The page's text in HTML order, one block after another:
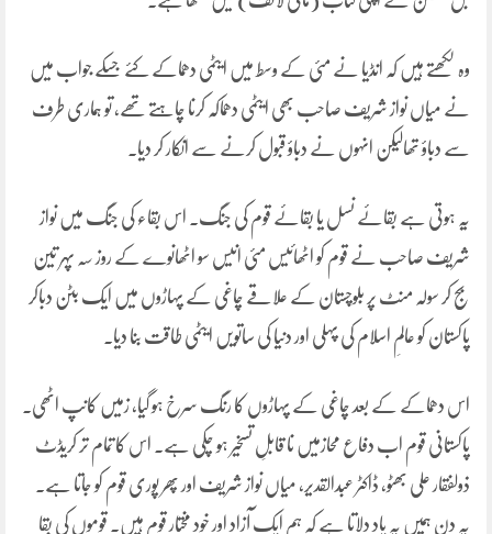
وہ لکھتے ہیں کہ انڈیا نے مئی کے وسط میں ایٹمی دھماکے کئے جسکے جواب میں
نے میاں نواز شریف صاحب بھی ایٹمی دھماکہ کرنا چاہتے تھے، تو ہماری طرف
سے دباؤ تھالیکن انہوں نے دباؤ قبول کرنے سے انکار کر دیا۔
یہ ہوتی ہے بقائے نسل یا بقائے قوم کی جنگ۔ اس بقاء کی جنگ میں نواز
شریف صاحب نے قوم کو اٹھائیس مئی انیس سو اٹھانوے کے روز سہ پہر تین
بج کر سولہ منٹ پر بلوچستان کے علاقے چاغی کے پہاڑوں میں ایک بٹن دباکر
پاکستان کو عالمِ اسلام کی پہلی اور دنیا کی ساتویں ایٹمی طاقت بنا دیا۔
اس دھماکے کے بعد چاغی کے پہاڑوں کا رنگ سرخ ہو گیا، زمیں کانپ اٹھی۔
پاکستانی قوم اب دفاع محازمیں نا قابلِ تسخیر ہو چکی ہے۔ اس کا تمام تر کریڈٹ
ذولفقار علی بھٹو، ڈاکٹر عبدالقدیر، میاں نواز شریف اور پھر پوری قوم کو جاتا ہے۔
یہ دن ہمیں یہ یاد دلاتا ہے کہ ہم ایک آزاد اور خود مختار قوم ہیں۔ قوموں کی بقا